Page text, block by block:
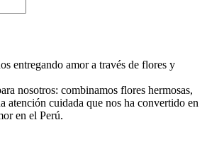
entregando amor a través de flores y
nosotros: combinamos flores hermosas,
atención cuidada que nos ha convertido en
en el Perú.